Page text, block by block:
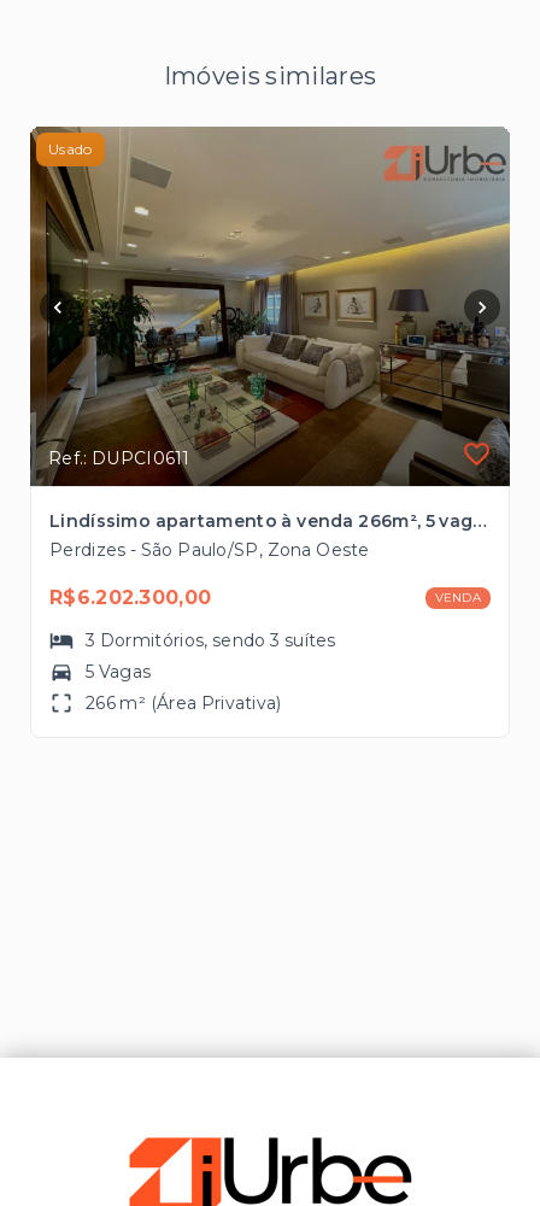
Imóveis similares
Usado
Ref.: DUPCI0611
Lindíssimo apartamento à venda 266m², 5 vagas em Perdizes próximo ao Bourbon Shopping
Perdizes - São Paulo/SP, Zona Oeste
R$6.202.300,00 VENDA
3 Dormitórios, sendo3 suítes
5 Vagas
266 m² (Área Privativa)